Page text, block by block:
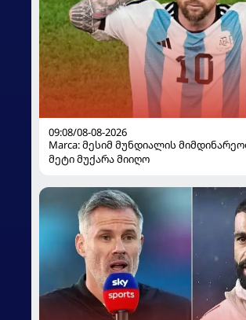
09:08/08-08-2026
Marca: მესიმ მუნდიალის
მეტი მუქარა მიიღო